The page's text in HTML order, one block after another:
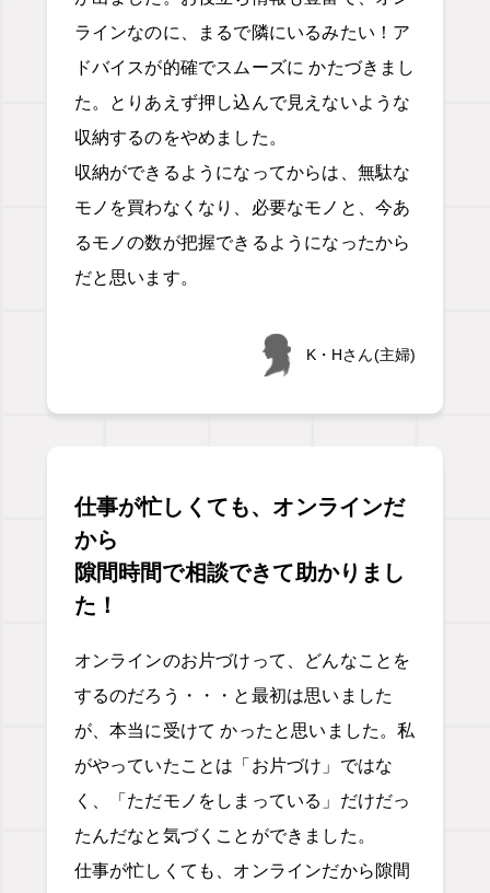
ラインなのに、まるで隣にいるみたい！ア
ドバイスが的確でスムーズに かたづきまし
た。とりあえず押し込んで見えないような
収納するのをやめました。
収納ができるようになってからは、無駄な
モノを買わなくなり、必要なモノと、今あ
るモノの数が把握できるようになったから
だと思います。
K・Hさん(主婦)
仕事が忙しくても、オンラインだ
から
隙間時間で相談できて助かりまし
た！
オンラインのお片づけって、どんなことを
するのだろう・・・と最初は思いました
が、本当に受けて かったと思いました。私
がやっていたことは「お片づけ」ではな
く、「ただモノをしまっている」だけだっ
たんだなと気づくことができました。
仕事が忙しくても、オンラインだから隙間